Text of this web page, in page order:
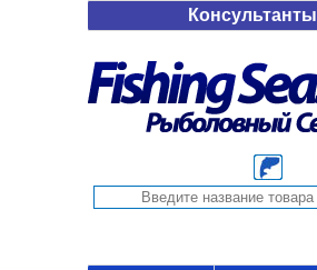
Консультанты